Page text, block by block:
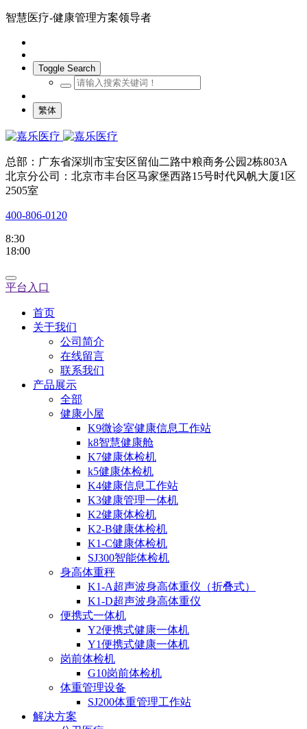
智慧医疗-健康管理方案领导者
Toggle Search
繁体
总部：广东省深圳市宝安区留仙二路中粮商务公园2栋803A
北京分公司：北京市丰台区马家堡西路15号时代风帆大厦1区
2505室
400-806-0120
8:30
18:00
平台入口
首页
关于我们
公司简介
在线留言
联系我们
产品展示
全部
健康小屋
K9微诊室健康信息工作站
k8智慧健康舱
K7健康体检机
k5健康体检机
K4健康信息工作站
K3健康管理一体机
K2健康体检机
K2-B健康体检机
K1-C健康体检机
SJ300智能体检机
身高体重秤
K1-A超声波身高体重仪（折叠式）
K1-D超声波身高体重仪
便携式一体机
Y2便携式健康一体机
Y1便携式健康一体机
岗前体检机
G10岗前体检机
体重管理设备
SJ200体重管理工作站
解决方案